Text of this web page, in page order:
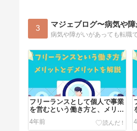
3 マジェブログ〜病気や
病気や障がいがあっても転職
フリーランスとして個人で事業
を営むという働き方と、メリッ
トとデメリットを解説
4年前